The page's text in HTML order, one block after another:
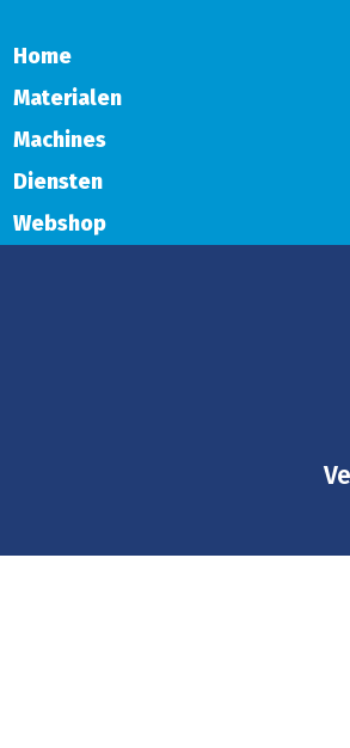
Home
Materialen
Machines
Diensten
Webshop